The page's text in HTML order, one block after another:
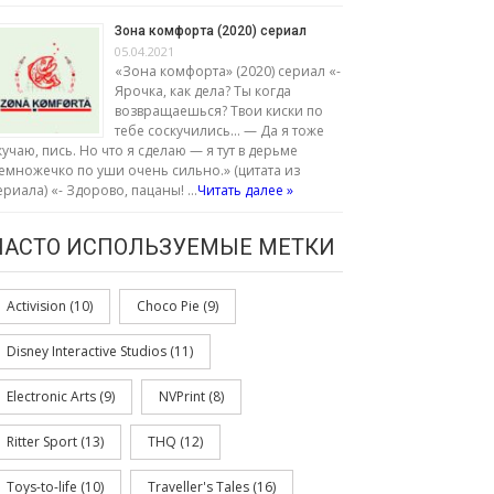
Зона комфорта (2020) сериал
05.04.2021
«Зона комфорта» (2020) сериал «-
Ярочка, как дела? Ты когда
возвращаешься? Твои киски по
тебе соскучились… — Да я тоже
пись. Но что я сделаю — я тут в дерьме
по уши очень сильно.» (цитата из
«- Здорово, пацаны! …Читать далее »
ИСПОЛЬЗУЕМЫЕ МЕТКИ
Activision (10) Choco Pie (9)
Disney Interactive Studios (11)
Electronic Arts (9) NVPrint (8)
Ritter Sport (13) THQ (12)
Toys-to-life (10) Traveller's Tales (16)